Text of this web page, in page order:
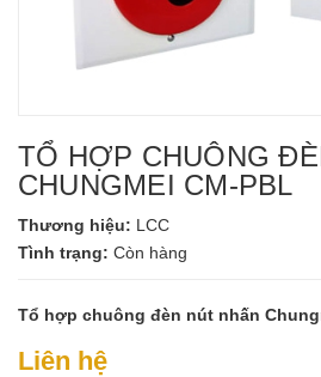
TỔ HỢP CHUÔNG
CHUNGMEI CM-PBL
Thương hiệu: LCC
Tình trạng: Còn hàng
Tổ hợp chuông đèn nút nhấn
Liên hệ